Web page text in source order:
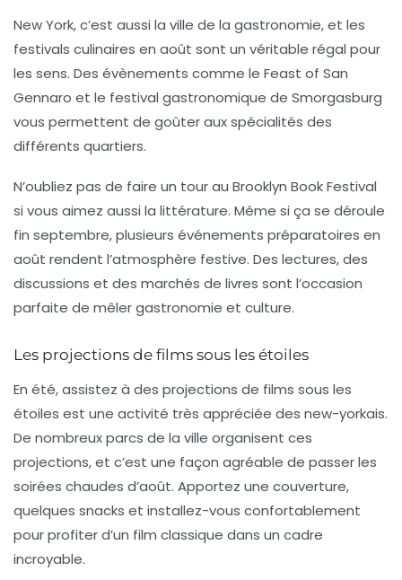
New York, c’est aussi la ville de la gastronomie, et les
festivals culinaires en août sont un véritable régal pour
les sens. Des évènements comme le Feast of San
Gennaro et le festival gastronomique de Smorgasburg
vous permettent de goûter aux spécialités des
différents quartiers.
N’oubliez pas de faire un tour au Brooklyn Book Festival
si vous aimez aussi la littérature. Même si ça se déroule
fin septembre, plusieurs événements préparatoires en
août rendent l’atmosphère festive. Des lectures, des
discussions et des marchés de livres sont l’occasion
parfaite de mêler gastronomie et culture.
Les projections de films sous les étoiles
En été, assistez à des projections de films sous les
étoiles est une activité très appréciée des new-yorkais.
De nombreux parcs de la ville organisent ces
projections, et c’est une façon agréable de passer les
soirées chaudes d’août. Apportez une couverture,
quelques snacks et installez-vous confortablement
pour profiter d’un film classique dans un cadre
incroyable.